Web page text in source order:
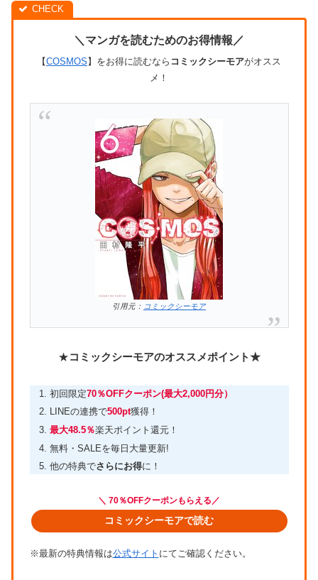
＼マンガを読むためのお得情報／
【COSMOS 】をお得に読むなら コミックシーモアがオスス
メ！
引用元： コミックシーモア
★コミックシーモアのオススメポイント★
初回限定70％OFFクーポン(最大2,000円分）
LINEの連携で500pt獲得！
最大48.5％楽天ポイント還元！
無料・SALEを毎日大量更新!
他の特典でさらにお得に！
＼ 70％OFFクーポンもらえる／
コミックシーモアで読む
※最新の特典情報は公式サイト にてご確認ください。